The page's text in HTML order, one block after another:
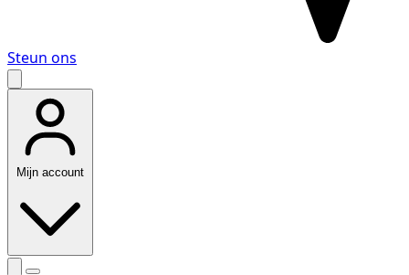
Steun ons
Mijn account